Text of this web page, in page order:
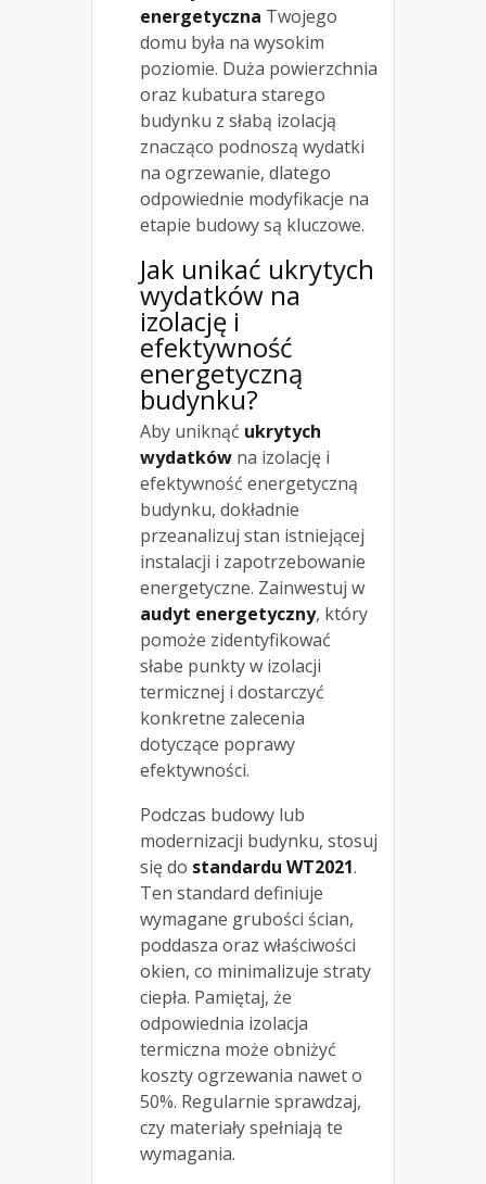
energetyczna Twojego
domu była na wysokim
poziomie. Duża powierzchnia
oraz kubatura starego
budynku z słabą izolacją
znacząco podnoszą wydatki
na ogrzewanie, dlatego
odpowiednie modyfikacje na
etapie budowy są kluczowe.
Jak unikać ukrytych
wydatków na
izolację i
efektywność
energetyczną
budynku?
Aby uniknąć ukrytych
wydatków na izolację i
efektywność energetyczną
budynku, dokładnie
przeanalizuj stan istniejącej
instalacji i zapotrzebowanie
energetyczne. Zainwestuj w
audyt energetyczny, który
pomoże zidentyfikować
słabe punkty w izolacji
termicznej i dostarczyć
konkretne zalecenia
dotyczące poprawy
efektywności.
Podczas budowy lub
modernizacji budynku, stosuj
się do standardu WT2021.
Ten standard definiuje
wymagane grubości ścian,
poddasza oraz właściwości
okien, co minimalizuje straty
ciepła. Pamiętaj, że
odpowiednia izolacja
termiczna może obniżyć
koszty ogrzewania nawet o
50%. Regularnie sprawdzaj,
czy materiały spełniają te
wymagania.